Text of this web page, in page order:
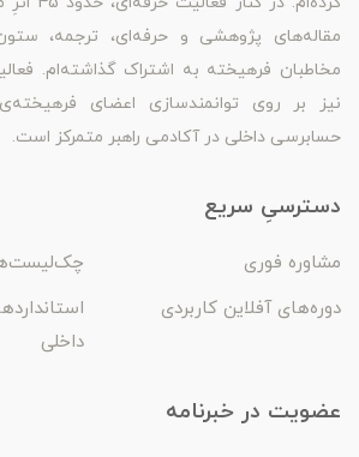
مقاله‌های پژوهشی و حرفه‌ای، ترجمه،
مخاطبان فرهیخته به اشتراک گذاشته‌ام.
نیز بر روی توانمندسازی اعضای
حسابرسی داخلی در آکادمی راهبر متمرکز است.
دسترسیِ سریع
مشاوره فوری
چک‌لیست‌ها
دوره‌های آفلاین کاربردی
داخلی
عضویت در خبرنامه